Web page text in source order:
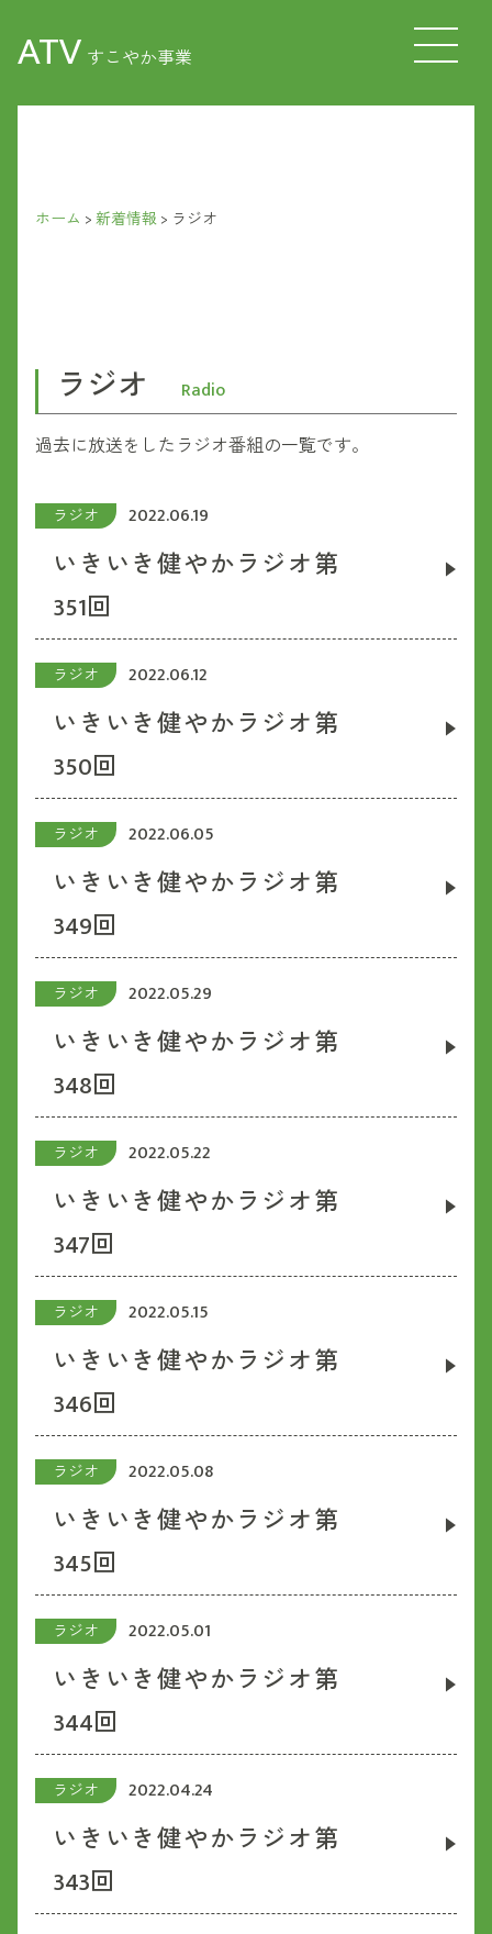
ATV すこやか事業
ホーム >新着情報> ラジオ
ラジオ
Radio
過去に放送をしたラジオ番組の一覧です。
ラジオ 2022.06.19
いきいき健やかラジオ第
351回
ラジオ 2022.06.12
いきいき健やかラジオ第
350回
ラジオ 2022.06.05
いきいき健やかラジオ第
349回
ラジオ 2022.05.29
いきいき健やかラジオ第
348回
ラジオ 2022.05.22
いきいき健やかラジオ第
347回
ラジオ 2022.05.15
いきいき健やかラジオ第
346回
ラジオ 2022.05.08
いきいき健やかラジオ第
345回
ラジオ 2022.05.01
いきいき健やかラジオ第
344回
ラジオ 2022.04.24
いきいき健やかラジオ第
343回